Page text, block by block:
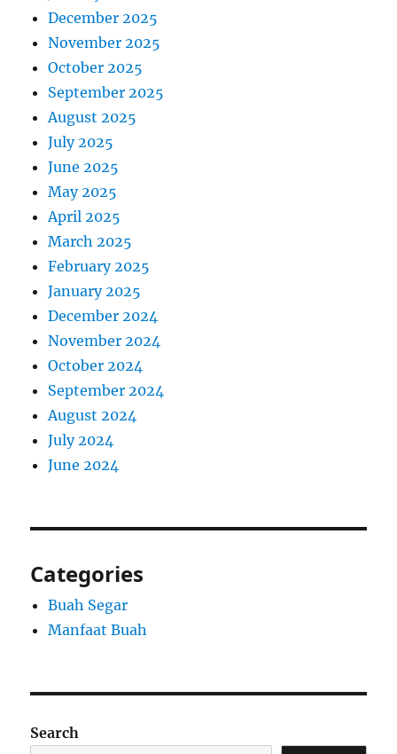
December 2025
November 2025
October 2025
September 2025
August 2025
July 2025
June 2025
May 2025
April 2025
March 2025
February 2025
January 2025
December 2024
November 2024
October 2024
September 2024
August 2024
July 2024
June 2024
Categories
Buah Segar
Manfaat Buah
Search